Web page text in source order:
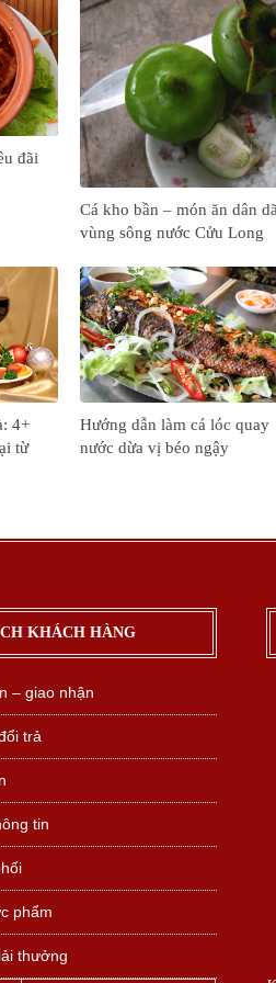
đãi
Cá kho bần – món ăn dân
vùng sông nước Cửu Long
4+
từ
Hướng dẫn làm cá lóc quay
nước dừa vị béo ngậy
KHÁCH HÀNG
– giao nhận
trả
tin
phẩm
thưởng